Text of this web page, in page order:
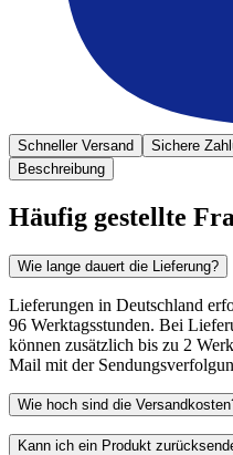
Schneller Versand Sichere
Beschreibung
Häufig gestellte
Wie lange dauert die Lieferung?
Lieferungen in Deutschland
96 Werktagsstunden. Bei
können zusätzlich bis zu 2
Mail mit der
Wie hoch sind die
Kann ich ein Produkt